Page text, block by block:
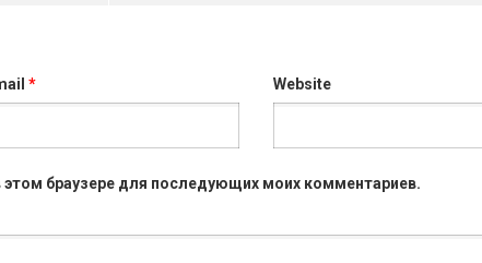
* Website
этом браузере для последующих моих комментариев.